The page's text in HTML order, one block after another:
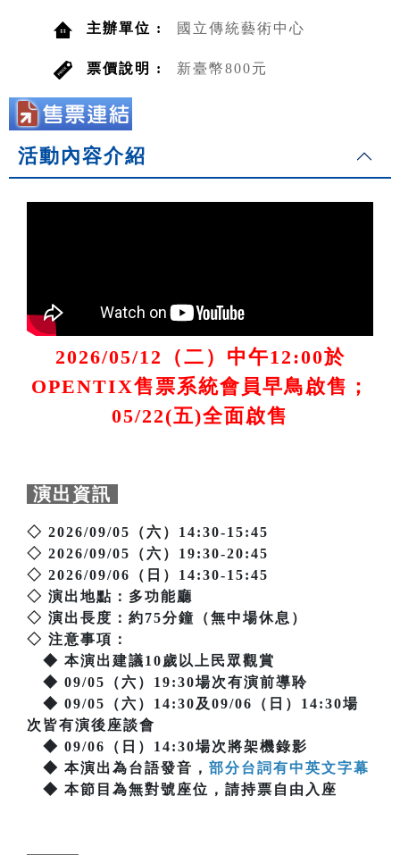
主辦單位 : 國立傳統藝術中心
票價說明 : 新臺幣800元
活動內容介紹
2026/05/12（二）中午12:00於
OPENTIX售票系統會員早鳥啟售；
05/22(五)全面啟售
演出資訊
◇ 2026/09/05（六）14:30-15:45
◇ 2026/09/05（六）19:30-20:45
◇ 2026/09/06（日）14:30-15:45
◇ 演出地點：多功能廳
◇ 演出長度：約75分鐘（無中場休息）
◇ 注意事項：
◆ 本演出建議10歲以上民眾觀賞
◆ 09/05（六）19:30場次有演前導聆
◆ 09/05（六）14:30及09/06（日）14:30場
次皆有演後座談會
◆ 09/06（日）14:30場次將架機錄影
◆ 本演出為台語發音， 部分台詞有中英文字幕
◆ 本節目為無對號座位，請持票自由入座